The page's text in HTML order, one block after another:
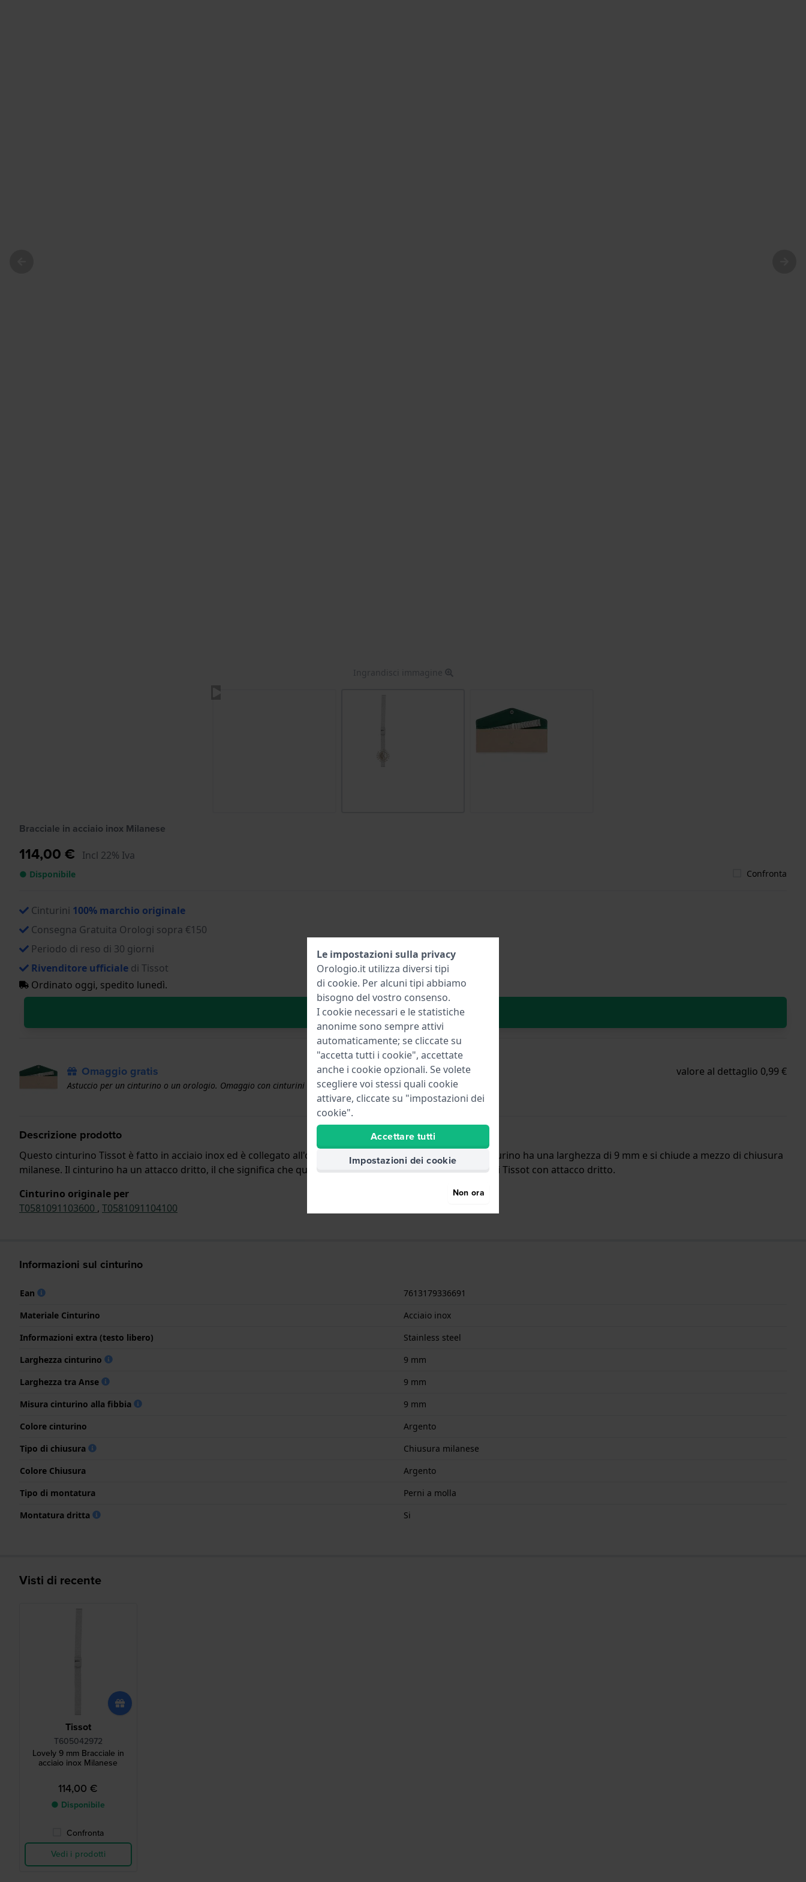
Ingrandisci immagine
Bracciale in acciaio inox Milanese
114,00 € Incl 22% Iva
● Disponibile Confronta
Cinturini 100% marchio originale
Consegna Gratuita Orologi sopra €150
Periodo di reso di 30 giorni
Rivenditore ufficiale di Tissot
Ordinato oggi, spedito lunedì.
Aggiungi al carrello
Omaggio gratis valore al dettaglio 0,99 €
Astuccio per un cinturino o un orologio. Omaggio con cinturini superiori a € 50
Descrizione prodotto
Questo cinturino Tissot è fatto in acciaio inox ed è collegato all'orologio per mezzo di perni a molla. Il cinturino ha una larghezza di 9 mm e si chiude a mezzo di chiusura
milanese. Il cinturino ha un attacco dritto, il che significa che questo cinturino è adatto a tutti gli orologi di Tissot con attacco dritto.
Cinturino originale per
T0581091103600 , T0581091104100
Informazioni sul cinturino
Ean
7613179336691
Materiale Cinturino
Acciaio inox
Informazioni extra (testo libero)
Stainless steel
Larghezza cinturino
9 mm
Larghezza tra Anse
9 mm
Misura cinturino alla fibbia
9 mm
Colore cinturino
Argento
Tipo di chiusura
Chiusura milanese
Colore Chiusura
Argento
Tipo di montatura
Perni a molla
Montatura dritta
Si
Visti di recente
Tissot
T605042972
Lovely 9 mm Bracciale in
acciaio inox Milanese
114,00 €
● Disponibile
Confronta
Vedi i prodotti
Le impostazioni sulla privacy
Orologio.it utilizza diversi tipi
di cookie. Per alcuni tipi abbiamo
bisogno del vostro consenso.
I cookie necessari e le statistiche
anonime sono sempre attivi
automaticamente; se cliccate su
"accetta tutti i cookie", accettate
anche i cookie opzionali. Se volete
scegliere voi stessi quali cookie
attivare, cliccate su "impostazioni dei
cookie".
Accettare tutti
Impostazioni dei cookie
Non ora